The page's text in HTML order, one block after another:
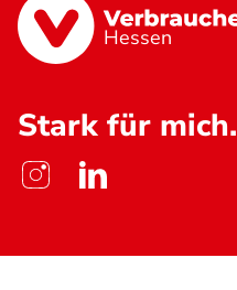
Hessen
Stark für mich.